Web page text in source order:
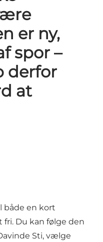
er ny,
spor –
derfor
at
både en kort
Du kan følge den
Sti, vælge